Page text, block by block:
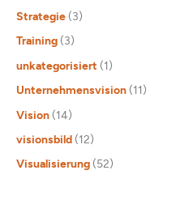
Strategie (3)
Training (3)
unkategorisiert (1)
Unternehmensvision (11)
Vision (14)
visionsbild (12)
Visualisierung (52)